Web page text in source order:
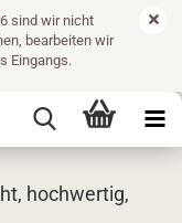
sind wir nicht
bearbeiten wir
Eingangs.
hochwertig,